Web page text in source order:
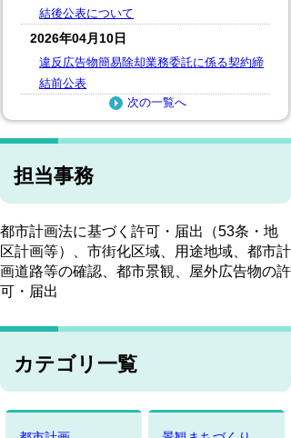
結後公表について
2026年04月10日
違反広告物簡易除却業務委託に係る契約締
結前公表
次の一覧へ
担当事務
都市計画法に基づく許可・届出（53条・地
区計画等）、市街化区域、用途地域、都市計
画道路等の確認、都市景観、屋外広告物の許
可・届出
カテゴリ一覧